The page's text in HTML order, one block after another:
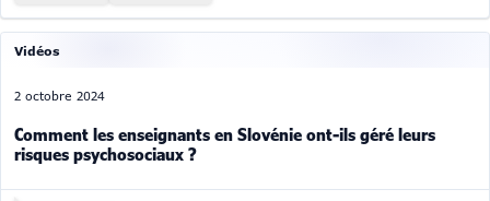
Vidéos
2 octobre 2024
Comment les enseignants en Slovénie ont-ils géré leurs
risques psychosociaux ?